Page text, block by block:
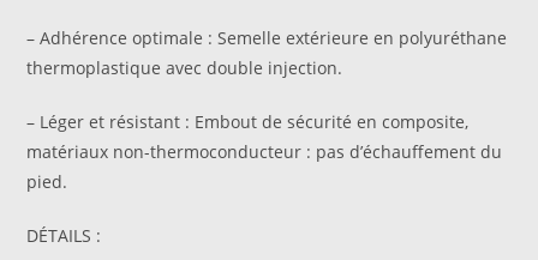
– Adhérence optimale : Semelle extérieure en polyuréthane
thermoplastique avec double injection.
– Léger et résistant : Embout de sécurité en composite,
matériaux non-thermoconducteur : pas d’échauffement du
pied.
DÉTAILS :